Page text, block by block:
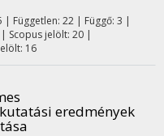
| Független: 22 | Függő: 3 |
Scopus jelölt: 20 |
16
eredmények